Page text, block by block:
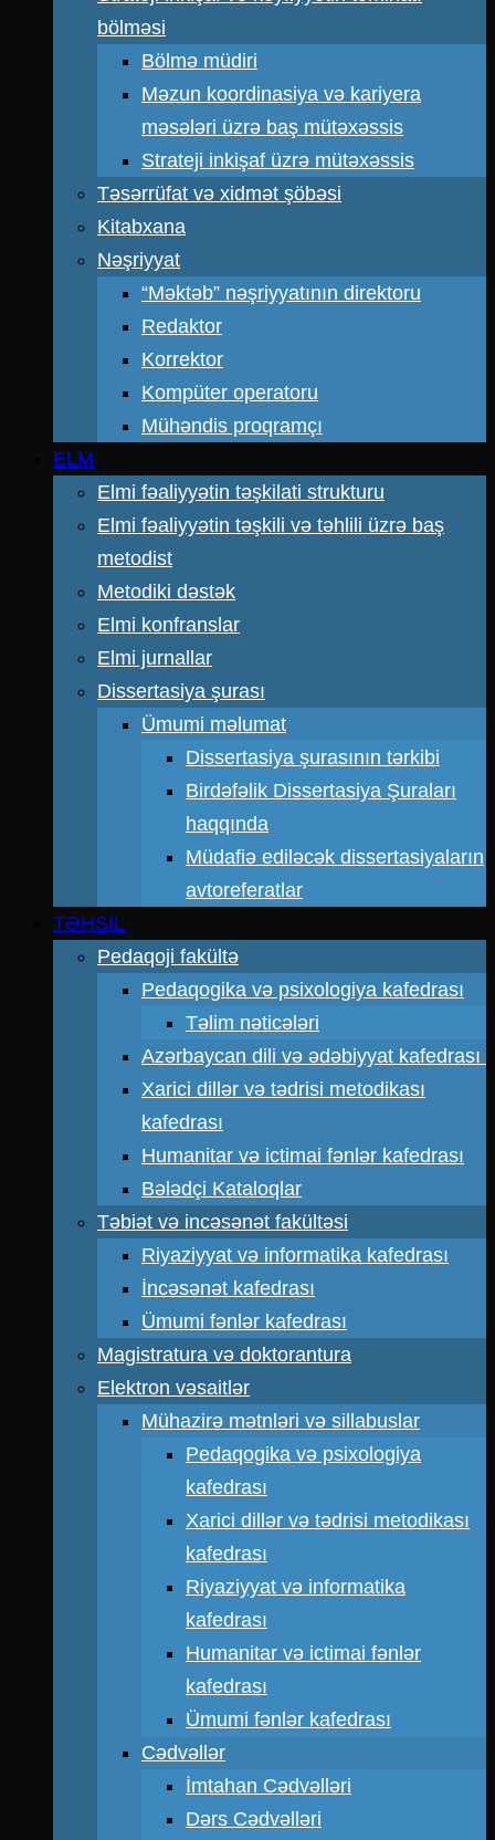
bölməsi
Bölmə müdiri
Məzun koordinasiya və kariyera
məsələri üzrə baş mütəxəssis
Strateji inkişaf üzrə mütəxəssis
Təsərrüfat və xidmət şöbəsi
Kitabxana
Nəşriyyat
“Məktəb” nəşriyyatının direktoru
Redaktor
Korrektor
Kompüter operatoru
Mühəndis proqramçı
ELM
Elmi fəaliyyətin təşkilati strukturu
Elmi fəaliyyətin təşkili və təhlili üzrə baş
metodist
Metodiki dəstək
Elmi konfranslar
Elmi jurnallar
Dissertasiya şurası
Ümumi məlumat
Dissertasiya şurasının tərkibi
Birdəfəlik Dissertasiya Şuraları
haqqında
Müdafiə ediləcək dissertasiyaların
avtoreferatlar
TƏHSİL
Pedaqoji fakültə
Pedaqogika və psixologiya kafedrası
Təlim nəticələri
Azərbaycan dili və ədəbiyyat kafedrası
Xarici dillər və tədrisi metodikası
kafedrası
Humanitar və ictimai fənlər kafedrası
Bələdçi Kataloqlar
Təbiət və incəsənət fakültəsi
Riyaziyyat və informatika kafedrası
İncəsənət kafedrası
Ümumi fənlər kafedrası
Magistratura və doktorantura
Elektron vəsaitlər
Mühazirə mətnləri və sillabuslar
Pedaqogika və psixologiya
kafedrası
Xarici dillər və tədrisi metodikası
kafedrası
Riyaziyyat və informatika
kafedrası
Humanitar və ictimai fənlər
kafedrası
Ümumi fənlər kafedrası
Cədvəllər
İmtahan Cədvəlləri
Dərs Cədvəlləri